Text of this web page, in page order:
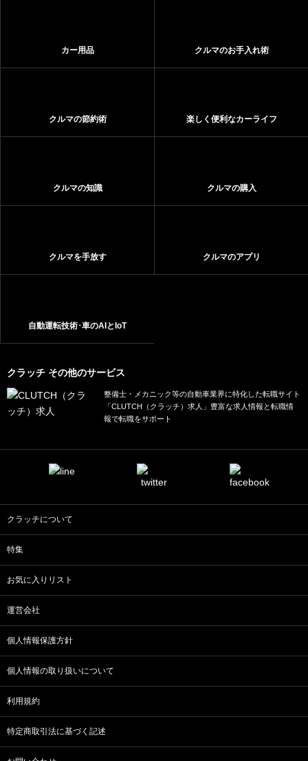
カー用品 クルマのお手入れ術
クルマの節約術 楽しく便利なカーライフ
クルマの知識 クルマの購入
クルマを手放す クルマのアプリ
自動運転技術･車のAIとIoT
クラッチ その他のサービス
整備士・メカニック等の自動車業界に特化した転職サイト
「CLUTCH（クラッチ）求人」豊富な求人情報と転職情
報で転職をサポート
クラッチについて
特集
お気に入りリスト
運営会社
個人情報保護方針
個人情報の取り扱いについて
利用規約
特定商取引法に基づく記述